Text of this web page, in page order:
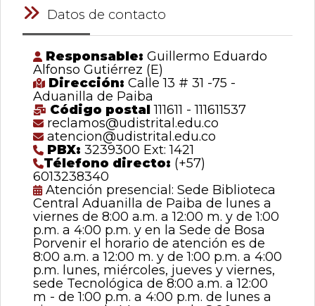
Datos de contacto
Responsable: Guillermo Eduardo
Alfonso Gutiérrez (E)
Dirección: Calle 13 # 31 -75 -
Aduanilla de Paiba
Código postal111611 - 111611537
reclamos@udistrital.edu.co
atencion@udistrital.edu.co
PBX: 3239300 Ext: 1421
Télefono directo: (+57)
6013238340
Atención presencial: Sede Biblioteca
Central Aduanilla de Paiba de lunes a
viernes de 8:00 a.m. a 12:00 m. y de 1:00
p.m. a 4:00 p.m. y en la Sede de Bosa
Porvenir el horario de atención es de
8:00 a.m. a 12:00 m. y de 1:00 p.m. a 4:00
p.m. lunes, miércoles, jueves y viernes,
sede Tecnológica de 8:00 a.m. a 12:00
m - de 1:00 p.m. a 4:00 p.m. de lunes a